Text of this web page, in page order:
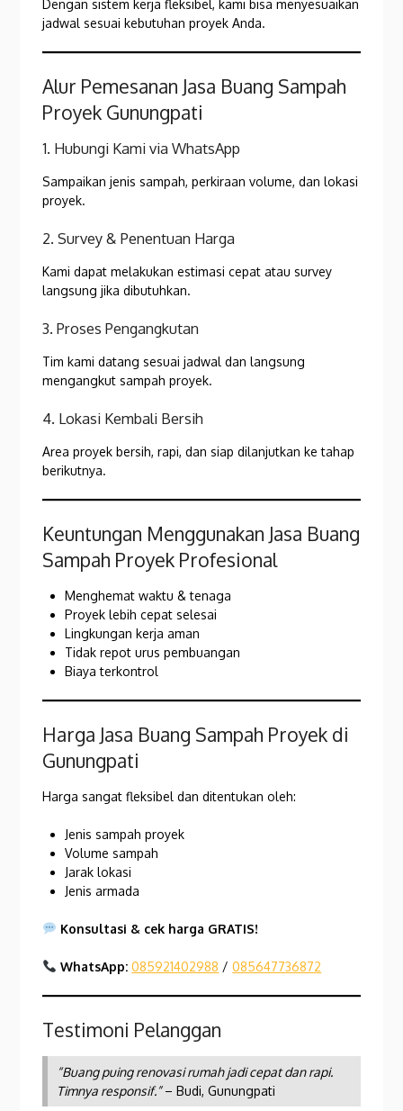
Dengan sistem kerja fleksibel, kami bisa menyesuaikan
jadwal sesuai kebutuhan proyek Anda.
Alur Pemesanan Jasa Buang Sampah
Proyek Gunungpati
1. Hubungi Kami via WhatsApp
Sampaikan jenis sampah, perkiraan volume, dan lokasi
proyek.
2. Survey & Penentuan Harga
Kami dapat melakukan estimasi cepat atau survey
langsung jika dibutuhkan.
3. Proses Pengangkutan
Tim kami datang sesuai jadwal dan langsung
mengangkut sampah proyek.
4. Lokasi Kembali Bersih
Area proyek bersih, rapi, dan siap dilanjutkan ke tahap
berikutnya.
Keuntungan Menggunakan Jasa Buang
Sampah Proyek Profesional
Menghemat waktu & tenaga
Proyek lebih cepat selesai
Lingkungan kerja aman
Tidak repot urus pembuangan
Biaya terkontrol
Harga Jasa Buang Sampah Proyek di
Gunungpati
Harga sangat fleksibel dan ditentukan oleh:
Jenis sampah proyek
Volume sampah
Jarak lokasi
Jenis armada
Konsultasi & cek harga GRATIS!
WhatsApp: 085921402988 /085647736872
Testimoni Pelanggan
“Buang puing renovasi rumah jadi cepat dan rapi.
Timnya responsif.”– Budi, Gunungpati